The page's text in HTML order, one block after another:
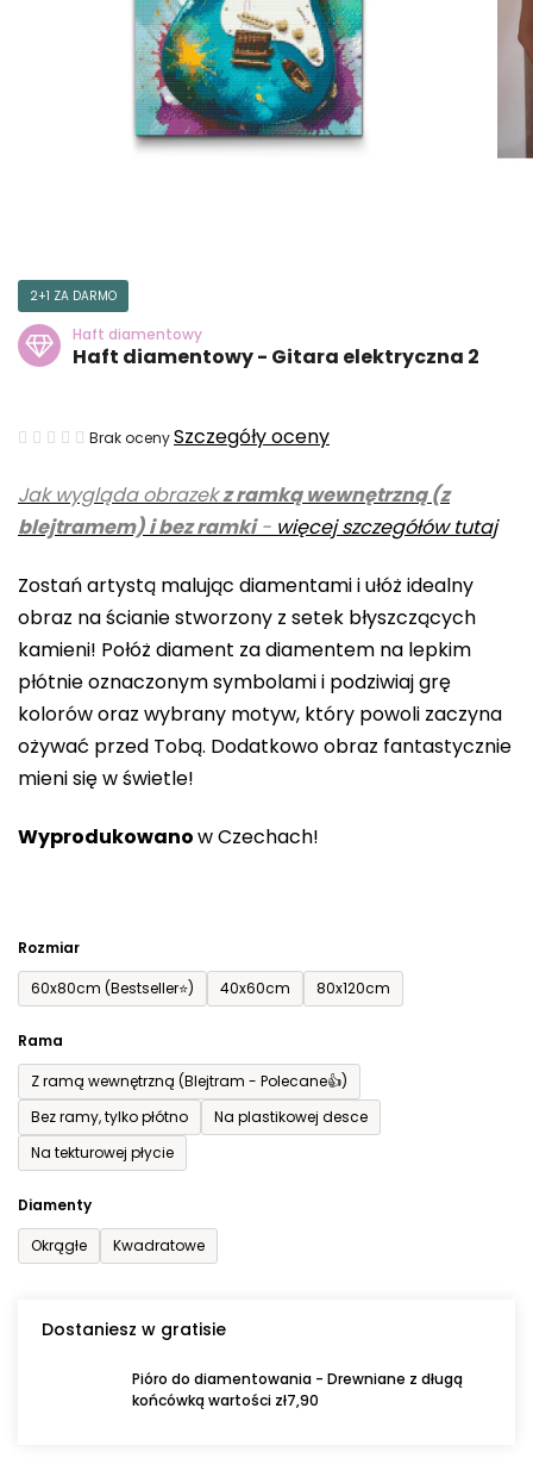
Jak wygląda obrazekz ramką wewnętrzną (z
blejtramem) i bez ramki- więcej szczegółów tutaj
Zostań artystą malując diamentami i ułóż idealny
obraz na ścianie stworzony z setek błyszczących
kamieni! Połóż diament za diamentem na lepkim
płótnie oznaczonym symbolami i podziwiaj grę
kolorów oraz wybrany motyw, który powoli zaczyna
ożywać przed Tobą. Dodatkowo obraz fantastycznie
mieni się w świetle!
Wyprodukowanow Czechach!
Rozmiar
60x80cm (Bestseller⭐)
40x60cm 80x120cm
Rama
Z ramą wewnętrzną (Blejtram - Polecane👍)
Bez ramy, tylko płótno
Na plastikowej desce
Na tekturowej płycie
Diamenty
Okrągłe
Kwadratowe
Dostaniesz w gratisie
Pióro do diamentowania - Drewniane z długą
końcówką wartości zł7,90
2+1 ZA DARMO
Haft diamentowy
Haft diamentowy - Gitara elektryczna 2
Średnia
produktu
wynosi
na
5
gwiazdek.
Brak ocenySzczegóły oceny